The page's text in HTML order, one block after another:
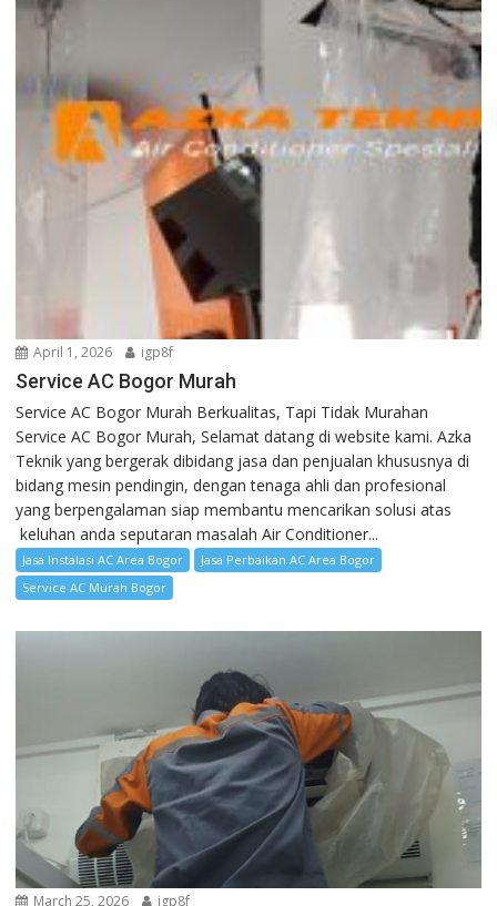
April 1, 2026 igp8f
Service AC Bogor Murah
Service AC Bogor Murah Berkualitas, Tapi Tidak Murahan
Service AC Bogor Murah, Selamat datang di website kami. Azka
Teknik yang bergerak dibidang jasa dan penjualan khususnya di
bidang mesin pendingin, dengan tenaga ahli dan profesional
yang berpengalaman siap membantu mencarikan solusi atas
keluhan anda seputaran masalah Air Conditioner...
Jasa Instalasi AC Area Bogor
Jasa Perbaikan AC Area Bogor
Service AC Murah Bogor
March 25, 2026 igp8f